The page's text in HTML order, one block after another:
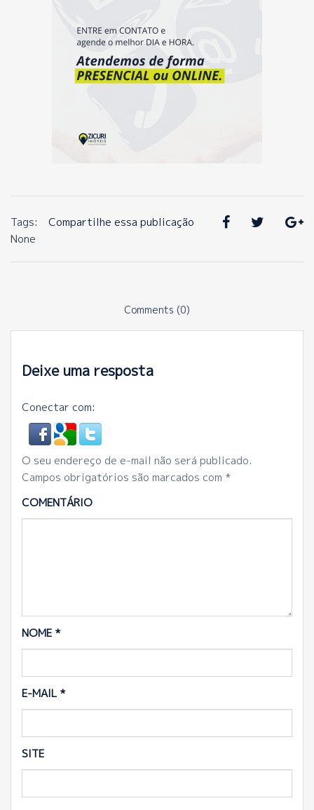
Compartilhe essa publicação
Tags:
None
Comments (0)
Deixe uma resposta
Conectar com:
O seu endereço de e-mail não será publicado.
Campos obrigatórios são marcados com *
COMENTÁRIO
NOME *
E-MAIL *
SITE